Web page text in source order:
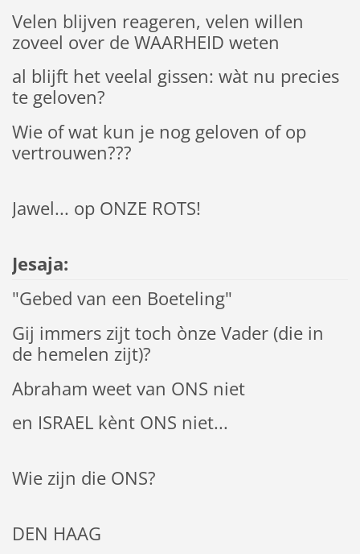
Velen blijven reageren, velen willen
zoveel over de WAARHEID weten
al blijft het veelal gissen: wàt nu precies
te geloven?
Wie of wat kun je nog geloven of op
vertrouwen???
Jawel... op ONZE ROTS!
Jesaja:
"Gebed van een Boeteling"
Gij immers zijt toch ònze Vader (die in
de hemelen zijt)?
Abraham weet van ONS niet
en ISRAEL kènt ONS niet...
Wie zijn die ONS?
DEN HAAG